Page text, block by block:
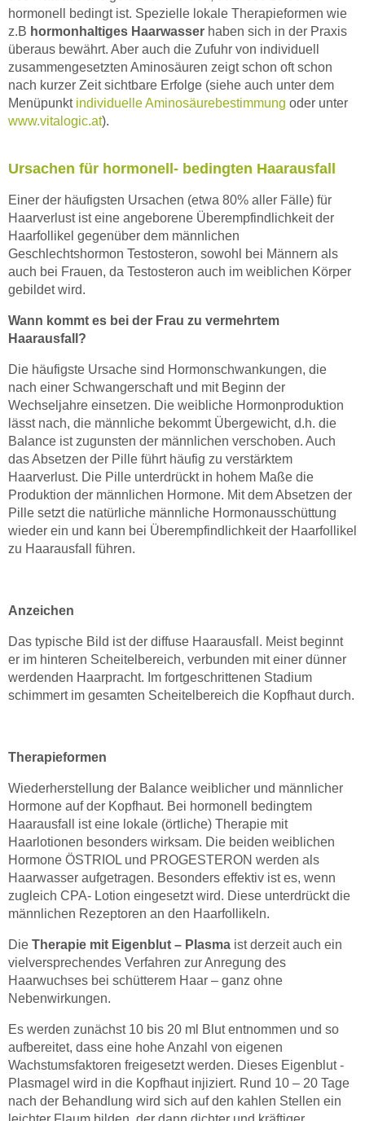
hormonell bedingt ist. Spezielle lokale Therapieformen wie
z.B hormonhaltiges Haarwasser haben sich in der Praxis
überaus bewährt. Aber auch die Zufuhr von individuell
zusammengesetzten Aminosäuren zeigt schon oft schon
nach kurzer Zeit sichtbare Erfolge (siehe auch unter dem
Menüpunkt individuelle Aminosäurebestimmung oder unter
www.vitalogic.at).
Ursachen für hormonell- bedingten Haarausfall
Einer der häufigsten Ursachen (etwa 80% aller Fälle) für
Haarverlust ist eine angeborene Überempfindlichkeit der
Haarfollikel gegenüber dem männlichen
Geschlechtshormon Testosteron, sowohl bei Männern als
auch bei Frauen, da Testosteron auch im weiblichen Körper
gebildet wird.
Wann kommt es bei der Frau zu vermehrtem
Haarausfall?
Die häufigste Ursache sind Hormonschwankungen, die
nach einer Schwangerschaft und mit Beginn der
Wechseljahre einsetzen. Die weibliche Hormonproduktion
lässt nach, die männliche bekommt Übergewicht, d.h. die
Balance ist zugunsten der männlichen verschoben. Auch
das Absetzen der Pille führt häufig zu verstärktem
Haarverlust. Die Pille unterdrückt in hohem Maße die
Produktion der männlichen Hormone. Mit dem Absetzen der
Pille setzt die natürliche männliche Hormonausschüttung
wieder ein und kann bei Überempfindlichkeit der Haarfollikel
zu Haarausfall führen.
Anzeichen
Das typische Bild ist der diffuse Haarausfall. Meist beginnt
er im hinteren Scheitelbereich, verbunden mit einer dünner
werdenden Haarpracht. Im fortgeschrittenen Stadium
schimmert im gesamten Scheitelbereich die Kopfhaut durch.
Therapieformen
Wiederherstellung der Balance weiblicher und männlicher
Hormone auf der Kopfhaut. Bei hormonell bedingtem
Haarausfall ist eine lokale (örtliche) Therapie mit
Haarlotionen besonders wirksam. Die beiden weiblichen
Hormone ÖSTRIOL und PROGESTERON werden als
Haarwasser aufgetragen. Besonders effektiv ist es, wenn
zugleich CPA- Lotion eingesetzt wird. Diese unterdrückt die
männlichen Rezeptoren an den Haarfollikeln.
Die Therapie mit Eigenblut – Plasma ist derzeit auch ein
vielversprechendes Verfahren zur Anregung des
Haarwuchses bei schütterem Haar – ganz ohne
Nebenwirkungen.
Es werden zunächst 10 bis 20 ml Blut entnommen und so
aufbereitet, dass eine hohe Anzahl von eigenen
Wachstumsfaktoren freigesetzt werden. Dieses Eigenblut -
Plasmagel wird in die Kopfhaut injiziert. Rund 10 – 20 Tage
nach der Behandlung wird sich auf den kahlen Stellen ein